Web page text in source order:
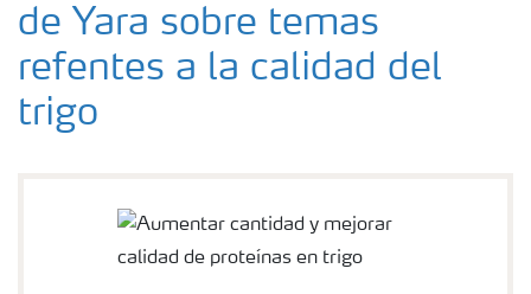
de Yara sobre temas
refentes a la calidad del
trigo